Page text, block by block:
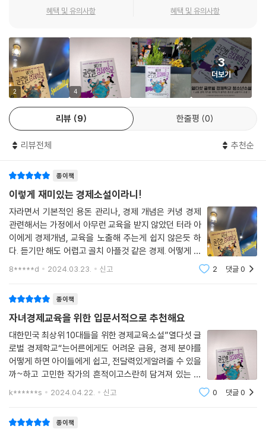
이다. 이 책은 생생한 현직 금융 전문가의 지혜를 바탕으로 금융 경제의 기
융 지식서이다.
경제를 공부하는 가장 쉽고 재미있는 방법!
기초 금융에 이어 한 권의 흥미로운 소설로 배우는 심화 금융
경제, 게다가 금융이라고 하면 어렵고 복잡하다는 생각부터 든다. 또, 어떻
있게 접근할 방법이 필요하다. 《열다섯 글로벌 경제학교》는 소설을 통해
을 흥미진진하게 따라간다. 그러면서 자연스레 경제가 무엇인지, 금융이
무엇인지를 부담 없이 친근하게 익힐 수 있다.
미국에서 국제금융올림피아드를 준비하는 서연이는 아빠에게 소개받은
여명준 신부와 금융의 근본 문제를 이야기하게 된다. 전국금융경시대회를
경험했던 서연이는 약간 시시하다는 생각이 들고, 하지만 이야기를 나누다
보니 서연이는 점점 금융에 대해 알 듯 말 듯하다. 게다가 여명준 신부는 서
아빠에게 가르쳐 달라고 얘기해 보라는데?. 반면 한국에서 민준이는 국제
금융올림피아드 준비 수업에 가서 변소올 교수를 만나 금융수학에 대해 듣
는다. 그리고 해외 주식 거래에 대한 질문을 받게 되는데, 민준이와 친구들
은 해외 주식 종가에 환율까지 고려하다 보니 점점 머릿속이 복잡해진다.
과연 서연이와 민준이는 준비를 잘해서 국제금융올림피아드를 잘 치를 수
있을까?
생활 속 사례로 금융에 대한 이해를 높이고, 통찰력을 키워 주는 책
혜택 및 유의사항 혜택 및 유의사항
2 4
3
더보기
리뷰 9 한줄평 0
리뷰전체 추천순
종이책
이렇게 재미있는 경제소설이라니!
자라면서 기본적인 용돈 관리나, 경제 개념은 커녕 경제
관련해서는 가정에서 아무런 교육을 받지 않았던 터라 아
이에게 경제개념, 교육을 노출해 주는게 쉽지 않은듯 하
다. 듣기만 해도 어렵고 골치 아플것 같은 경제. 어떻게 하
면 자연스럽게 노출이 될까? 딱딱한 그런 지식책 같은것
8*****d 2024.03.23. 신고 2 댓글0
종이책
자녀경제교육을 위한 입문서적으로 추천해요
대한민국 최상위 10대들을 위한 경제교육소설”열다섯 글
로벌 경제학교“는어른에게도 어려운 금융, 경제 분야를
어떻게 하면 아이들에게 쉽고, 전달력있게알려줄 수 있을
까~하고 고민한 작가의 흔적이고스란히 담겨져 있는 경
제교육소설입니다.그래서 경제, 금융에 대해 1도 모르는
k******s 2024.04.22. 신고 0 댓글0
종이책